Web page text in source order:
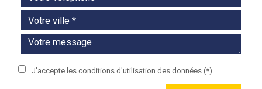
J'accepte les conditions d'utilisation des données (*)